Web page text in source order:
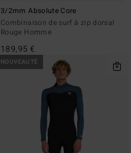
3/2mm Absolute Core
Combinaison de surf à zip dorsal
Rouge Homme
189,95 €
NOUVEAUTÉ